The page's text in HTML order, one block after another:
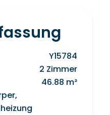
Y15784
2 Zimmer
46.88 m²